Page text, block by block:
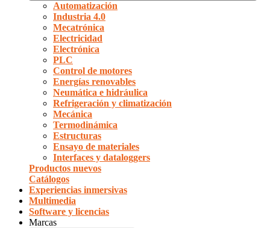
Automatización
Industria 4.0
Mecatrónica
Electricidad
Electrónica
PLC
Control de motores
Energías renovables
Neumática e hidráulica
Refrigeración y climatización
Mecánica
Termodinámica
Estructuras
Ensayo de materiales
Interfaces y dataloggers
Productos nuevos
Catálogos
Experiencias inmersivas
Multimedia
Software y licencias
Marcas